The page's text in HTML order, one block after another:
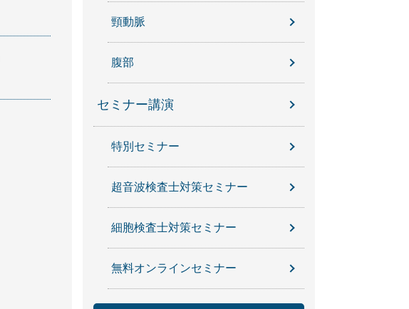
頸動脈
腹部
セミナー講演
特別セミナー
超音波検査士対策セミナー
細胞検査士対策セミナー
無料オンラインセミナー